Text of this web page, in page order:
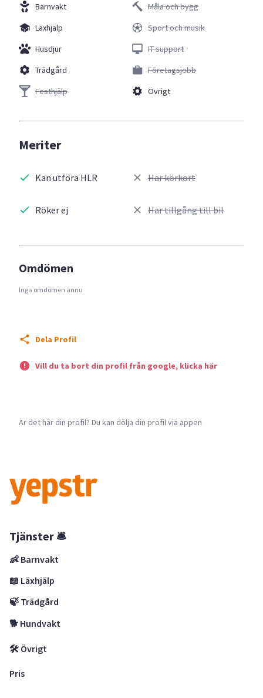
Barnvakt
Läxhjälp
Husdjur
Trädgård
Festhjälp
Måla och bygg
Sport och musik
IT support
Företagsjobb
Övrigt
Meriter
Kan utföra HLR
Röker ej
Har körkort
Har tillgång till bil
Omdömen
Inga omdömen ännu
Dela Profil
Vill du ta bort din profil från google, klicka här
Är det här din profil? Du kan dölja din profil via appen
Tjänster 🛎
👶 Barnvakt
📖 Läxhjälp
🍃 Trädgård
🐕 Hundvakt
🛠 Övrigt
Pris